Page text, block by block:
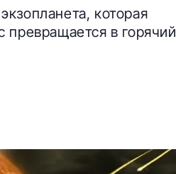
которая
превращается в горячий